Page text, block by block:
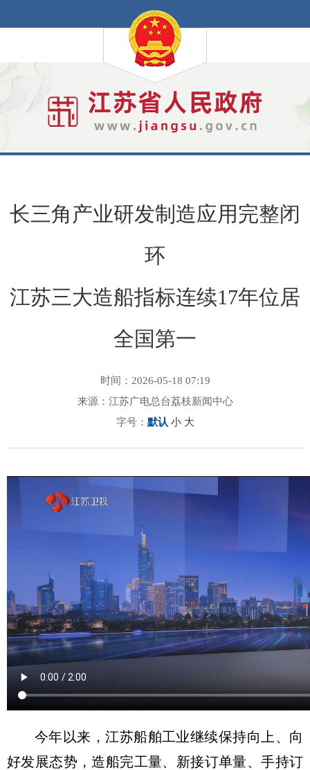
长三角产业研发制造应用完整闭
环
江苏三大造船指标连续17年位居
全国第一
时间：2026-05-18 07:19
来源：江苏广电总台荔枝新闻中心
字号： 默认 小 大
今年以来，江苏船舶工业继续保持向上、向
好发展态势，造船完工量、新接订单量、手持订